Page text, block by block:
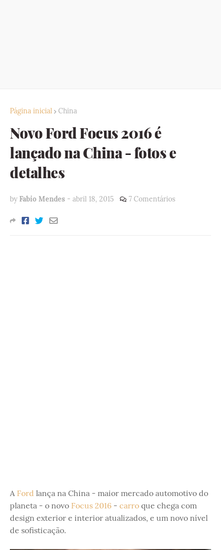
Página inicial China
Novo Ford Focus 2016 é
lançado na China - fotos e
detalhes
by Fabio Mendes - abril 18, 2015 7 Comentários
A Ford lança na China - maior mercado automotivo do
planeta - o novo Focus 2016 - carro que chega com
design exterior e interior atualizados, e um novo nível
de sofisticação.